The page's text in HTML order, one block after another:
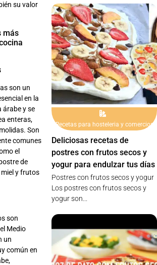
su valor
más
son un
en la
y se
enteras,
Son
comunes
el
de
y frutos
son
Medio
un
común en
Recetas para hosteleria y comercios
Deliciosas recetas de
postres con frutos secos y
yogur para endulzar tus días
Postres con frutos secos y yogur
Los postres con frutos secos y
yogur son...